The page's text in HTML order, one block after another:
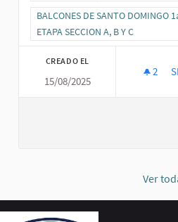
Resultados al filtrar por el ámbito:
BALCONES DE SANTO DOMINGO
ETAPA SECCION A, B Y C
CREADO EL
15/08/2025
2 2
Ver